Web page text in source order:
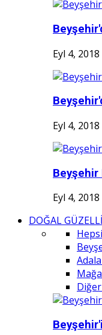
Eyl 4, 2018
Eyl 4, 2018
Beyşehir
Eyl 4, 2018
DOĞAL
Hepsi